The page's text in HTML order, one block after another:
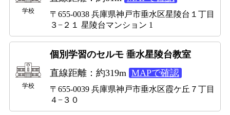
学校
〒655-0038 兵庫県神戸市垂水区星陵台１丁目
３−２１ 星陵台マンション 1
学校
個別学習のセルモ 垂水星陵台教室
直線距離：約319m MAPで確認
〒655-0039 兵庫県神戸市垂水区霞ケ丘７丁目
４−３０